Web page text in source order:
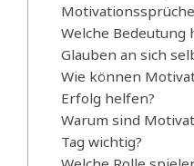
Welche Bedeutung
Glauben an sich
Wie können
Erfolg helfen?
Warum sind
Tag wichtig?